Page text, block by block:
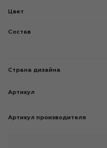
Цвет
Состав
Страна дизайна
Артикул
Артикул производителя